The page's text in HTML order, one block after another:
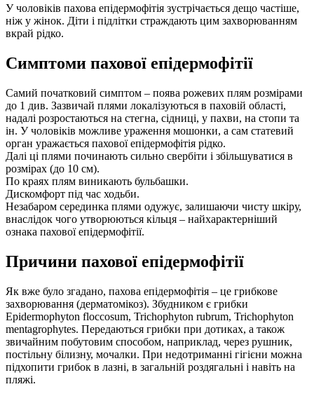
У чоловіків пахова епідермофітія зустрічається дещо частіше,
ніж у жінок. Діти і підлітки страждають цим захворюванням
вкрай рідко.
Симптоми пахової епідермофітії
Самий початковий симптом – поява рожевих плям розмірами
до 1 див. Зазвичай плями локалізуються в паховій області,
надалі розростаються на стегна, сідниці, у пахви, на стопи та
ін. У чоловіків можливе ураження мошонки, а сам статевий
орган уражається пахової епідермофітія рідко.
Далі ці плями починають сильно свербіти і збільшуватися в
розмірах (до 10 см).
По краях плям виникають бульбашки.
Дискомфорт під час ходьби.
Незабаром серединка плями одужує, залишаючи чисту шкіру,
внаслідок чого утворюються кільця – найхарактерніший
ознака пахової епідермофітії.
Причини пахової епідермофітії
Як вже було згадано, пахова епідермофітія – це грибкове
захворювання (дерматомікоз). Збудником є грибки
Epidermophyton floccosum, Trichophyton rubrum, Trichophyton
mentagrophytes. Передаються грибки при дотиках, а також
звичайним побутовим способом, наприклад, через рушник,
постільну білизну, мочалки. При недотриманні гігієни можна
підхопити грибок в лазні, в загальній роздягальні і навіть на
пляжі.